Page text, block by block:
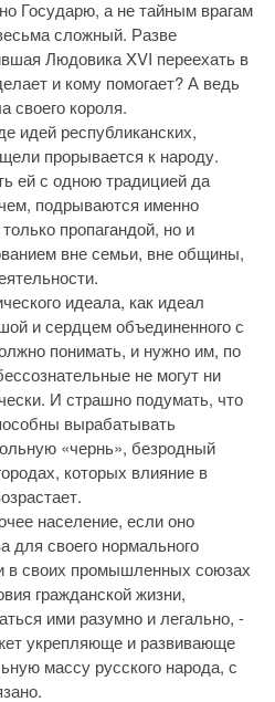
Государю, а не тайным врагам
сложный. Разве
Людовика XVI переехать в
и кому помогает? А ведь
своего короля.
идей республиканских,
прорывается к народу.
ей с одною традицией да
подрываются именно
пропагандой, но и
вне семьи, вне общины,
идеала, как идеал
и сердцем объединенного с
понимать, и нужно им, по
не могут ни
И страшно подумать, что
вырабатывать
«чернь», безродный
которых влияние в
население, если оно
для своего нормального
в своих промышленных союзах
гражданской жизни,
ими разумно и легально, -
укрепляюще и развивающе
массу русского народа, с